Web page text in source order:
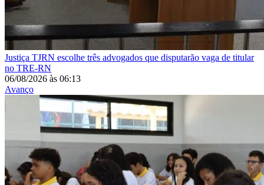
Justiça TJRN escolhe três advogados que disputarão vaga de titular
no TRE-RN
06/08/2026 às 06:13
Avanço